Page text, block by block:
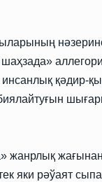
қәдир-
жанрлық жағынан
яки рәўаят